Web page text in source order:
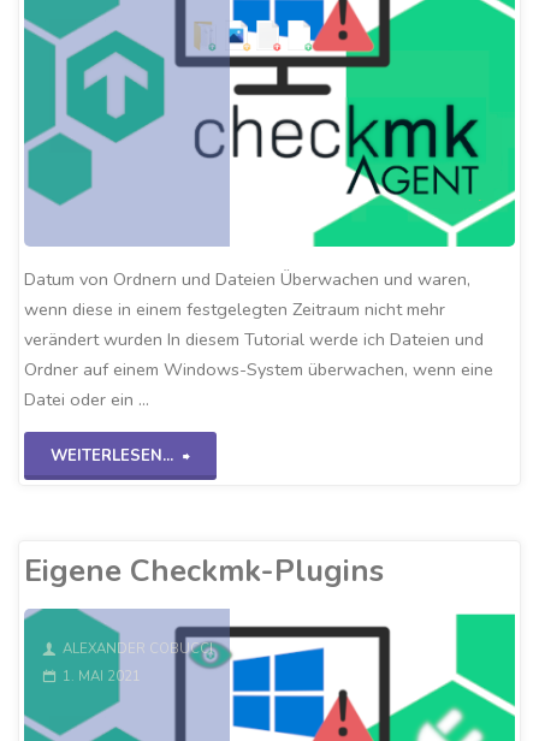
Datum von Ordnern und Dateien Überwachen und waren,
wenn diese in einem festgelegten Zeitraum nicht mehr
verändert wurden In diesem Tutorial werde ich Dateien und
Ordner auf einem Windows-System überwachen, wenn eine
Datei oder ein …
WEITERLESEN...
"Checkmk-
Eigene Checkmk-Plugins
ALEXANDER COBUCCI
1. MAI 2021